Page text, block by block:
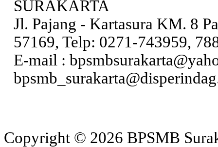
SURAKARTA
Jl. Pajang - Kartasura KM. 8
57169, Telp: 0271-743959,
E-mail :
Copyright © 2026 BPSMB